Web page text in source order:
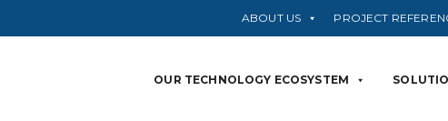
ABOUT US PROJECT
OUR TECHNOLOGY ECOSYSTEM